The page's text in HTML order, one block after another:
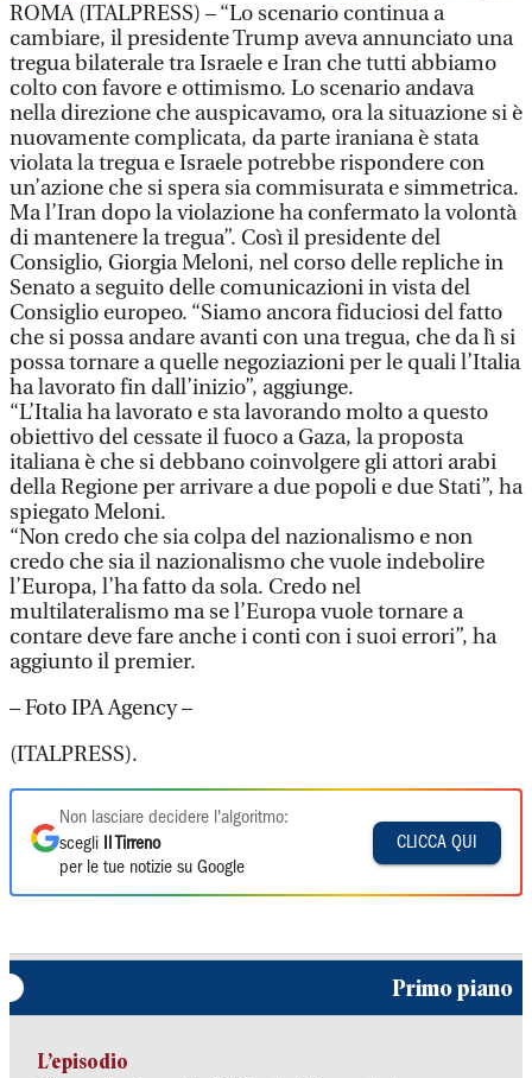
ROMA (ITALPRESS) – “Lo scenario continua a
cambiare, il presidente Trump aveva annunciato una
tregua bilaterale tra Israele e Iran che tutti abbiamo
colto con favore e ottimismo. Lo scenario andava
nella direzione che auspicavamo, ora la situazione si è
nuovamente complicata, da parte iraniana è stata
violata la tregua e Israele potrebbe rispondere con
un’azione che si spera sia commisurata e simmetrica.
Ma l’Iran dopo la violazione ha confermato la volontà
di mantenere la tregua”. Così il presidente del
Consiglio, Giorgia Meloni, nel corso delle repliche in
Senato a seguito delle comunicazioni in vista del
Consiglio europeo. “Siamo ancora fiduciosi del fatto
che si possa andare avanti con una tregua, che da lì si
possa tornare a quelle negoziazioni per le quali l’Italia
ha lavorato fin dall’inizio”, aggiunge.
“L’Italia ha lavorato e sta lavorando molto a questo
obiettivo del cessate il fuoco a Gaza, la proposta
italiana è che si debbano coinvolgere gli attori arabi
della Regione per arrivare a due popoli e due Stati”, ha
spiegato Meloni.
“Non credo che sia colpa del nazionalismo e non
credo che sia il nazionalismo che vuole indebolire
l’Europa, l’ha fatto da sola. Credo nel
multilateralismo ma se l’Europa vuole tornare a
contare deve fare anche i conti con i suoi errori”, ha
aggiunto il premier.
– Foto IPA Agency –
(ITALPRESS).
Non lasciare decidere l'algoritmo:
scegli
Il Tirreno
per le tue notizie su Google
CLICCA QUI
Primo piano
L’episodio